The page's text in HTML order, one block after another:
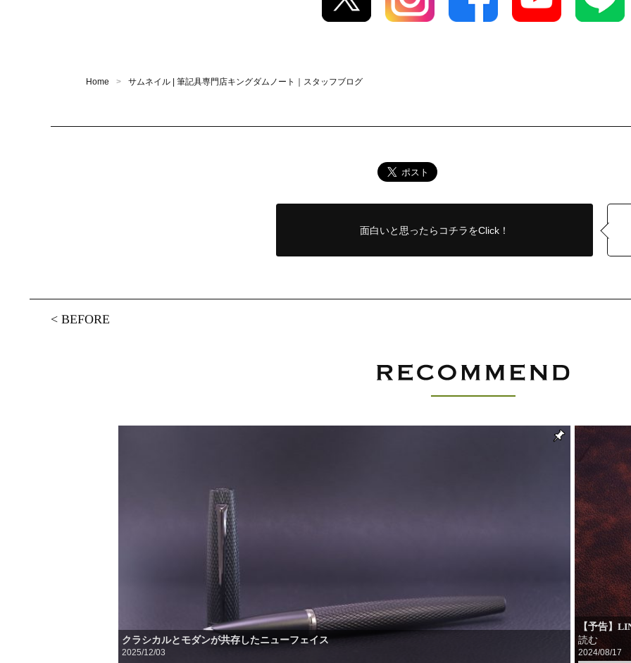
Home サムネイル | 筆記具専門店キングダムノート｜スタッフブログ
面白いと思ったら コチラをClick！
<BEFORE
クラシカルとモダンが共存したニューフェイス
2025/12/03
【予告】
読む
2024/08/17